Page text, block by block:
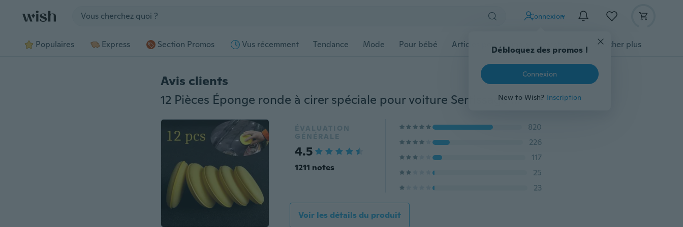
Connexion
Populaires Express Section Promos Vus récemment Tendance Mode Pour bébé Articles pour animaux domestiques Afficher plus
Avis clients
12 Pièces Éponge ronde à cirer spéciale pour voiture Sertissage petite éponge éponge à polir éponge pour lave-auto
ÉVALUATION
GÉNÉRALE
4.5
1211 notes
820
226
117
25
23
Voir les détails du produit